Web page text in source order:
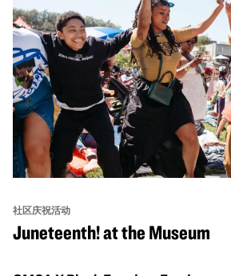
社区庆祝活动
Juneteenth! at the Museum